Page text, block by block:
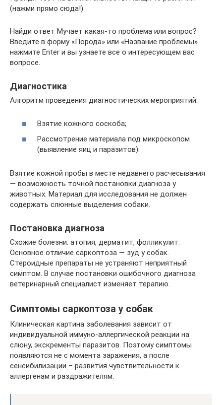
(нажми прямо сюда!)
Найди ответ Мучает какая-то проблема или вопрос?
Введите в форму «Порода» или «Название проблемы»
нажмите Enter и вы узнаете все о интересующем вас
вопросе.
Диагностика
Алгоритм проведения диагностических мероприятий:
Взятие кожного соскоба;
Рассмотрение материала под микроскопом
(выявление яиц и паразитов).
Взятие кожной пробы в месте недавнего расчесывания
— возможность точной постановки диагноза у
животных. Материал для исследования не должен
содержать слюнные выделения собаки.
Постановка диагноза
Схожие болезни: атопия, дерматит, фолликулит.
Основное отличие саркоптоза — зуд у собак.
Стероидные препараты не устраняют неприятный
симптом. В случае постановки ошибочного диагноза
ветеринарный специалист изменяет терапию.
Симптомы саркоптоза у собак
Клиническая картина заболевания зависит от
индивидуальной иммуно-аллергической реакции на
слюну, экскременты паразитов. Поэтому симптомы
появляются не с момента заражения, а после
сенсибилизации – развития чувствительности к
аллергенам и раздражителям.